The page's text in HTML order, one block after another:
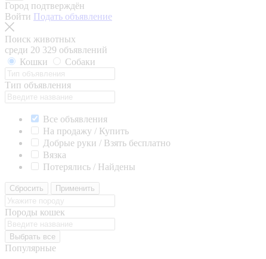
Город подтверждён
Войти Подать объявление
Поиск животных
среди 20 329 объявлений
Кошки
Собаки
Тип объявления
Все объявления
На продажу / Купить
Добрые руки / Взять бесплатно
Вязка
Потерялись / Найдены
Сбросить Применить
Породы кошек
Выбрать все
Популярные